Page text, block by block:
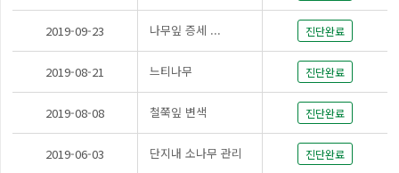
2019-09-23 나무잎 증세 ... 진단완료
2019-08-21 느티나무 진단완료
2019-08-08 철쭉잎 변색 진단완료
2019-06-03 단지내 소나무 관리 진단완료